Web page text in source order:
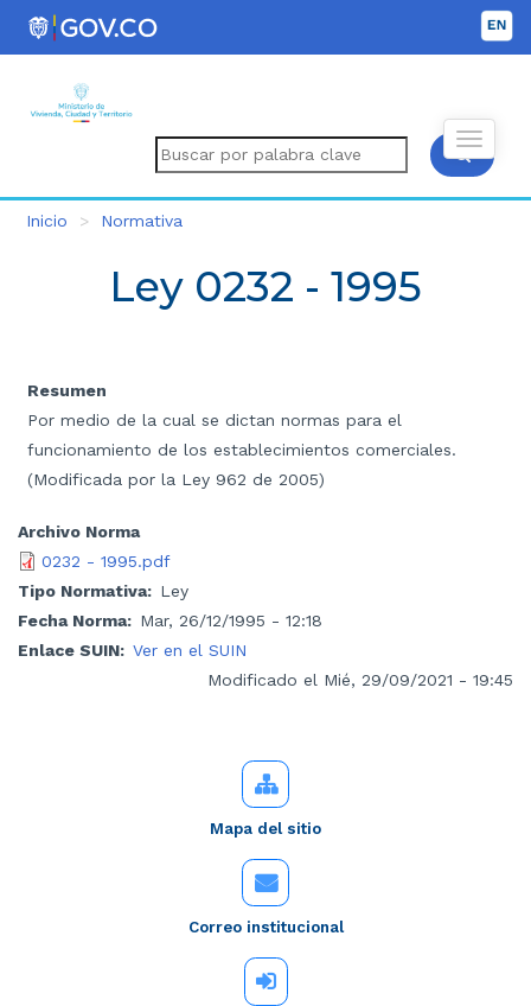
Inicio Normativa
Ley 0232 - 1995
Resumen
Por medio de la cual se dictan normas para el
funcionamiento de los establecimientos comerciales.
(Modificada por la Ley 962 de 2005)
Archivo Norma
0232 - 1995.pdf
Tipo Normativa
Ley
Fecha Norma
Mar, 26/12/1995 - 12:18
Enlace SUIN
Ver en el SUIN
Modificado el Mié, 29/09/2021 - 19:45
Mapa del sitio
Correo institucional